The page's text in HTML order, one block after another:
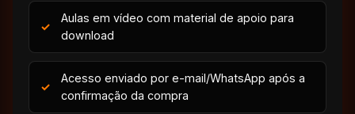
Aulas em vídeo com material de apoio para
download
Acesso enviado por e-mail/WhatsApp após a
confirmação da compra